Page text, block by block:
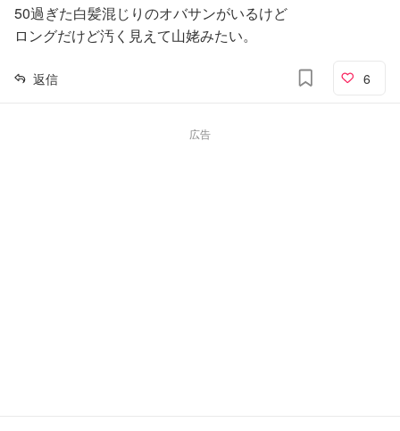
50過ぎた白髪混じりのオバサンがいるけど
ロングだけど汚く見えて山姥みたい。
返信 6
広告